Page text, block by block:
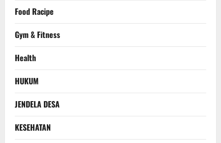
Food Racipe
Gym & Fitness
Health
HUKUM
JENDELA DESA
KESEHATAN